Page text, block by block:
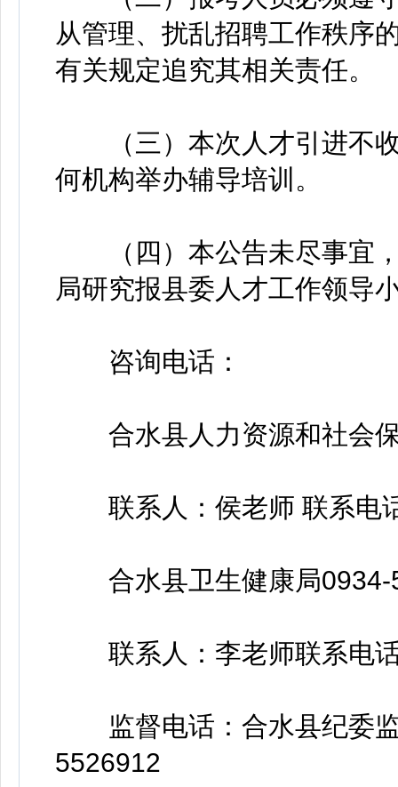
从管理、扰乱招聘工作秩序
有关规定追究其相关责任。
（三）本次人才引进不收
何机构举办辅导培训。
（四）本公告未尽事宜，
局研究报县委人才工作领导
咨询电话：
合水县人力资源和社会保
联系人：侯老师 联系电
合水县卫生健康局0934-
联系人：李老师联系电
监督电话：合水县纪委监
5526912